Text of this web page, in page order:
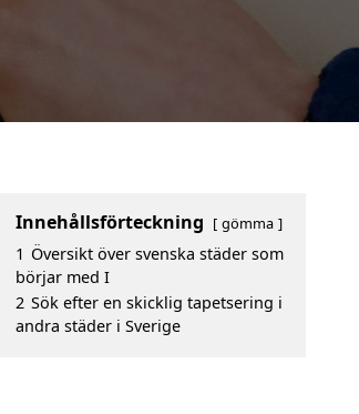
Innehållsförteckning gömma
1 Översikt över svenska städer som
börjar med I
2 Sök efter en skicklig tapetsering i
andra städer i Sverige